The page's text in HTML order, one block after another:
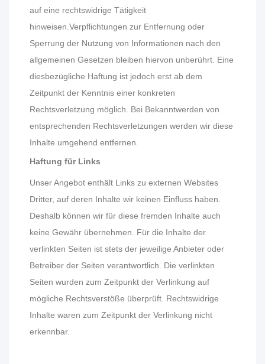
auf eine rechtswidrige Tätigkeit
hinweisen. Verpflichtungen zur Entfernung oder
Sperrung der Nutzung von Informationen nach den
allgemeinen Gesetzen bleiben hiervon unberührt. Eine
diesbezügliche Haftung ist jedoch erst ab dem
Zeitpunkt der Kenntnis einer konkreten
Rechtsverletzung möglich. Bei Bekanntwerden von
entsprechenden Rechtsverletzungen werden wir diese
Inhalte umgehend entfernen.
Haftung für Links
Unser Angebot enthält Links zu externen Websites
Dritter, auf deren Inhalte wir keinen Einfluss haben.
Deshalb können wir für diese fremden Inhalte auch
keine Gewähr übernehmen. Für die Inhalte der
verlinkten Seiten ist stets der jeweilige Anbieter oder
Betreiber der Seiten verantwortlich. Die verlinkten
Seiten wurden zum Zeitpunkt der Verlinkung auf
mögliche Rechtsverstöße überprüft. Rechtswidrige
Inhalte waren zum Zeitpunkt der Verlinkung nicht
erkennbar.